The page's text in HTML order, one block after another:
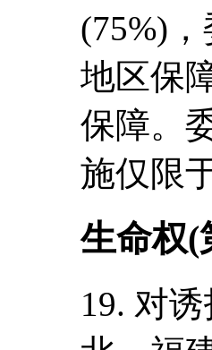
(75%)
地区保
保障。
施仅限
生命权(
19. 对